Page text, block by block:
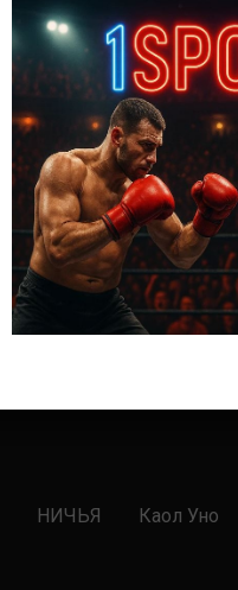
ВЫИГРАЛ
Грейси
ВЫИГРАЛ
Дуэйн
Людвиг
ВЫИГРАЛ Мэтт Хьюз
НИЧЬЯ Каол Уно